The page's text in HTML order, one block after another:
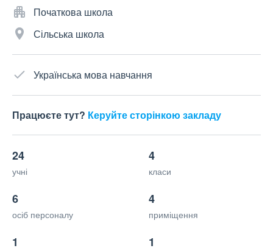
Початкова школа
Сільська школа
Українська мова навчання
Працюєте тут? Керуйте сторінкою закладу
24
учні
4
класи
6
осіб персоналу
4
приміщення
1 1